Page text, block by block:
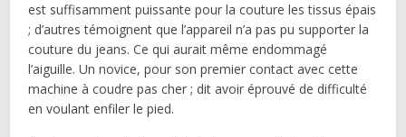
est suffisamment puissante pour la couture les tissus épais
; d’autres témoignent que l’appareil n’a pas pu supporter la
couture du jeans. Ce qui aurait même endommagé
l’aiguille. Un novice, pour son premier contact avec cette
machine à coudre pas cher ; dit avoir éprouvé de difficulté
en voulant enfiler le pied.